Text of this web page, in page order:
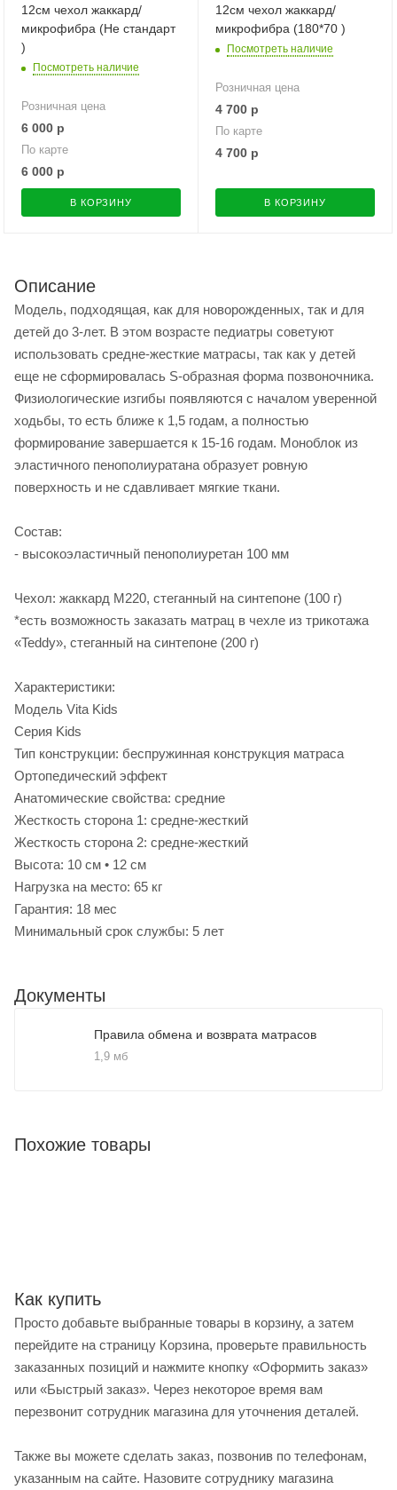
12см чехол жаккард/
микрофибра (Не стандарт
)
Посмотреть наличие
Розничная цена
6 000 р
По карте
6 000 р
В КОРЗИНУ
12см чехол жаккард/
микрофибра (180*70 )
Посмотреть наличие
Розничная цена
4 700 р
По карте
4 700 р
В КОРЗИНУ
Описание
Модель, подходящая, как для новорожденных, так и для
детей до 3-лет. В этом возрасте педиатры советуют
использовать средне-жесткие матрасы, так как у детей
еще не сформировалась S-образная форма позвоночника.
Физиологические изгибы появляются с началом уверенной
ходьбы, то есть ближе к 1,5 годам, а полностью
формирование завершается к 15-16 годам. Моноблок из
эластичного пенополиуратана образует ровную
поверхность и не сдавливает мягкие ткани.
Состав:
- высокоэластичный пенополиуретан 100 мм
Чехол: жаккард M220, стеганный на синтепоне (100 г)
*есть возможность заказать матрац в чехле из трикотажа
«Teddy», стеганный на синтепоне (200 г)
Характеристики:
Модель Vita Kids
Серия Kids
Тип конструкции: беспружинная конструкция матраса
Ортопедический эффект
Анатомические свойства: средние
Жесткость сторона 1: средне-жесткий
Жесткость сторона 2: средне-жесткий
Высота: 10 см • 12 см
Нагрузка на место: 65 кг
Гарантия: 18 мес
Минимальный срок службы: 5 лет
Документы
Правила обмена и возврата матрасов
1,9 мб
Похожие товары
Как купить
Просто добавьте выбранные товары в корзину, а затем
перейдите на страницу Корзина, проверьте правильность
заказанных позиций и нажмите кнопку «Оформить заказ»
или «Быстрый заказ». Через некоторое время вам
перезвонит сотрудник магазина для уточнения деталей.
Также вы можете сделать заказ, позвонив по телефонам,
указанным на сайте. Назовите сотруднику магазина